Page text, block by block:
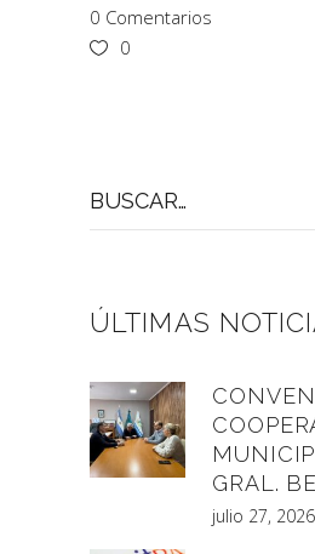
0 Comentarios
0
por:
ÚLTIMAS
GRAL.
julio 27, 2026